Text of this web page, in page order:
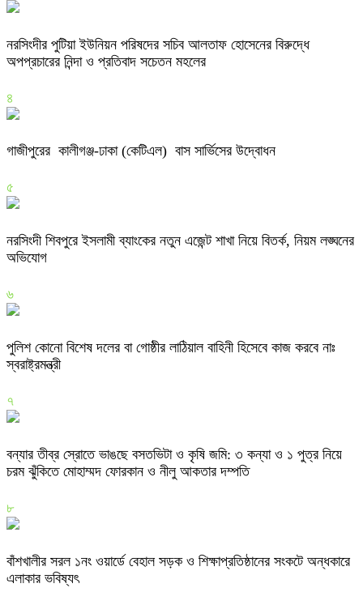
নরসিংদীর পুটিয়া ইউনিয়ন পরিষদের সচিব আলতাফ হোসেনের বিরুদ্ধে
অপপ্রচারের নিন্দা ও প্রতিবাদ সচেতন মহলের
৪
গাজীপুরের কালীগঞ্জ-ঢাকা (কেটিএল) বাস সার্ভিসের উদ্বোধন
৫
নরসিংদী শিবপুরে ইসলামী ব্যাংকের নতুন এজেন্ট শাখা নিয়ে বিতর্ক, নিয়ম লঙ্ঘনের
অভিযোগ
৬
পুলিশ কোনো বিশেষ দলের বা গোষ্ঠীর লাঠিয়াল বাহিনী হিসেবে কাজ করবে নাঃ
স্বরাষ্ট্রমন্ত্রী
৭
বন্যার তীব্র স্রোতে ভাঙছে বসতভিটা ও কৃষি জমি: ৩ কন্যা ও ১ পুত্র নিয়ে
চরম ঝুঁকিতে মোহাম্মদ ফোরকান ও নীলু আকতার দম্পতি
৮
বাঁশখালীর সরল ১নং ওয়ার্ডে বেহাল সড়ক ও শিক্ষাপ্রতিষ্ঠানের সংকটে অন্ধকারে
এলাকার ভবিষ্যৎ